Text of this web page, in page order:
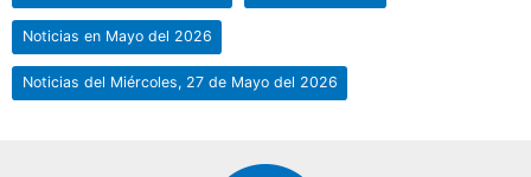
Noticias en Mayo del 2026
Noticias del Miércoles, 27 de Mayo del 2026